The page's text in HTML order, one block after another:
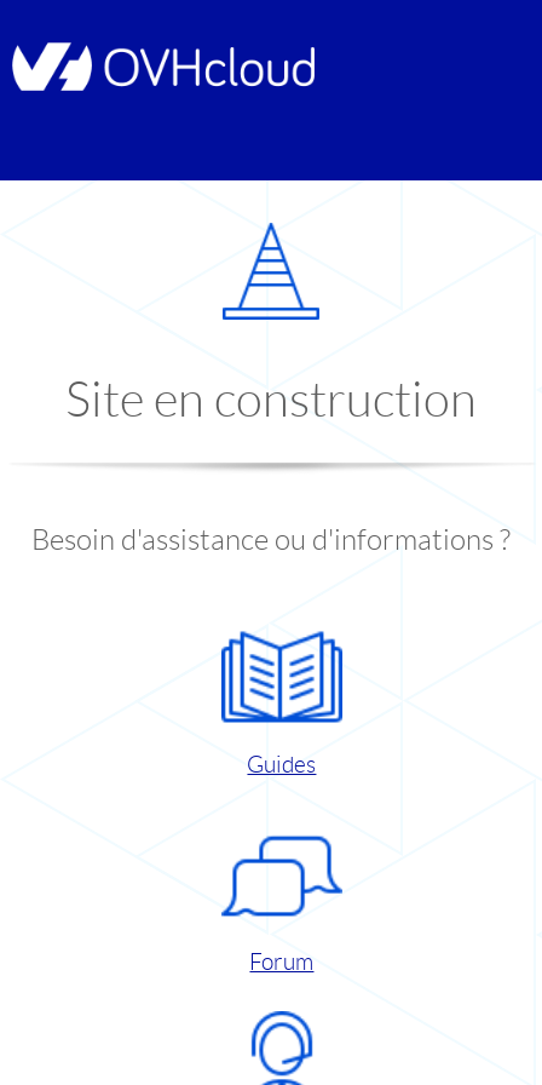
Site en construction
Besoin d'assistance ou d'informations ?
Guides
Forum